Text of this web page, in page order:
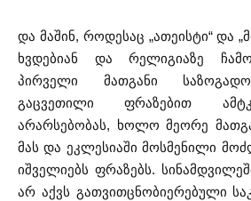
და მაშინ, როდესაც „ათეისტი“ და
ხვდებიან და რელიგიაზე
პირველი მათგანი
გაცვეთილი ფრაზებით
არარსებობას, ხოლო მეორე
მას და ეკლესიაში მოსმენილი
იშველიებს ფრაზებს.
არ აქვს გათვითცნობიერებული